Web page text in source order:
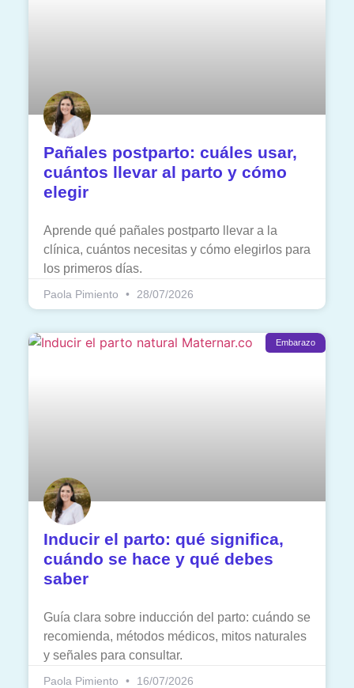
Pañales postparto: cuáles usar,
cuántos llevar al parto y cómo
elegir
Aprende qué pañales postparto llevar a la
clínica, cuántos necesitas y cómo elegirlos para
los primeros días.
Paola Pimiento 28/07/2026
Embarazo
Inducir el parto: qué significa,
cuándo se hace y qué debes
saber
Guía clara sobre inducción del parto: cuándo se
recomienda, métodos médicos, mitos naturales
y señales para consultar.
Paola Pimiento 16/07/2026